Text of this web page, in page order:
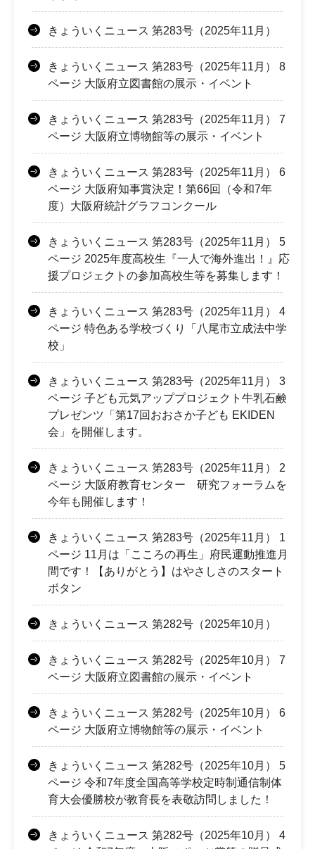
きょういくニュース 第283号（2025年11月）
きょういくニュース 第283号（2025年11月） 8
ページ 大阪府立図書館の展示・イベント
きょういくニュース 第283号（2025年11月） 7
ページ 大阪府立博物館等の展示・イベント
きょういくニュース 第283号（2025年11月） 6
ページ 大阪府知事賞決定！第66回（令和7年
度）大阪府統計グラフコンクール
きょういくニュース 第283号（2025年11月） 5
ページ 2025年度高校生『一人で海外進出！』応
援プロジェクトの参加高校生等を募集します！
きょういくニュース 第283号（2025年11月） 4
ページ 特色ある学校づくり「八尾市立成法中学
校」
きょういくニュース 第283号（2025年11月） 3
ページ 子ども元気アッププロジェクト牛乳石鹸
プレゼンツ「第17回おおさか子ども EKIDEN
会」を開催します。
きょういくニュース 第283号（2025年11月） 2
ページ 大阪府教育センター 研究フォーラムを
今年も開催します！
きょういくニュース 第283号（2025年11月） 1
ページ 11月は「こころの再生」府民運動推進月
間です！【ありがとう】はやさしさのスタート
ボタン
きょういくニュース 第282号（2025年10月）
きょういくニュース 第282号（2025年10月） 7
ページ 大阪府立図書館の展示・イベント
きょういくニュース 第282号（2025年10月） 6
ページ 大阪府立博物館等の展示・イベント
きょういくニュース 第282号（2025年10月） 5
ページ 令和7年度全国高等学校定時制通信制体
育大会優勝校が教育長を表敬訪問しました！
きょういくニュース 第282号（2025年10月） 4